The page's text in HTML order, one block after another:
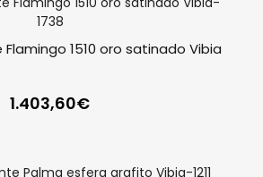
1510 oro satinado Vibia
1.403,60€